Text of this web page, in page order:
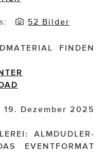
52 Bilder
FINDEN
19. Dezember 2025
ALMDUDLER-
EVENTFORMAT